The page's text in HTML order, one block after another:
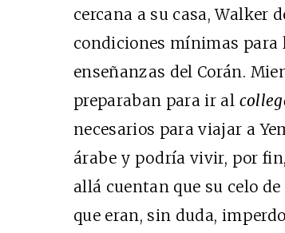
cercana a su casa, Walker
condiciones mínimas para
enseñanzas del Corán.
preparaban para ir al
necesarios para viajar a
árabe y podría vivir, por
allá cuentan que su celo
que eran, sin duda,